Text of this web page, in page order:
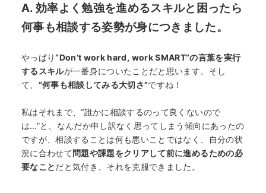
A. 効率よく勉強を進めるスキルと困ったら
何事も相談する姿勢が身につきました。
やっぱり“Don’t work hard, work SMART”の言葉を実行
するスキルが一番身についたことだと思います。そし
て、 “何事も相談してみる大切さ”ですね！
私はそれまで、“誰かに相談するのって良くないので
は…”と、なんだか申し訳なく思ってしまう傾向にあったの
ですが、相談することは何も悪いことではなく、自分の状
況に合わせて問題や課題をクリアして前に進めるための必
要なことだと気付き、それを克服できました。